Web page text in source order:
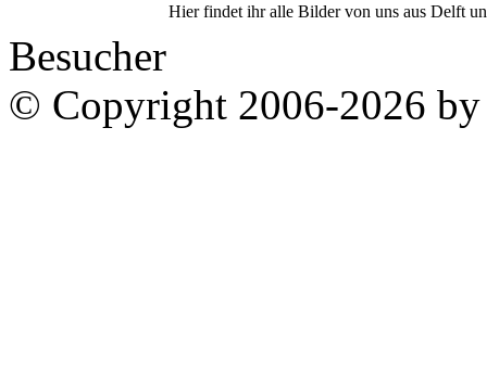
Hier findet ihr alle Bilder von uns aus Delft
Besucher
© Copyright 2006-2026